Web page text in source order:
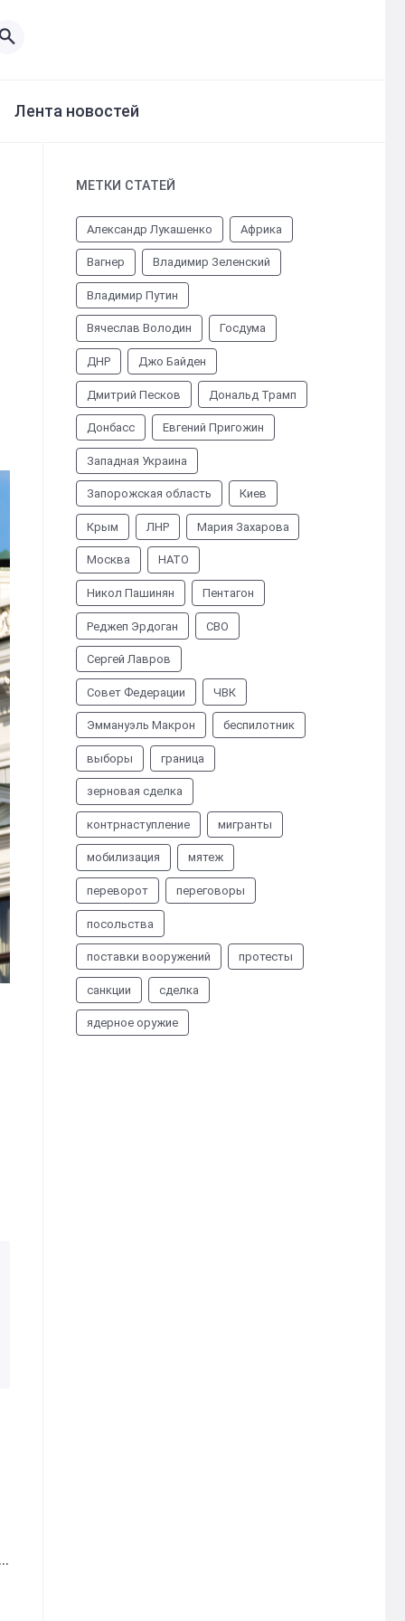
Лента новостей
МЕТКИ СТАТЕЙ
Александр Лукашенко Африка
Вагнер Владимир Зеленский
Владимир Путин
Вячеслав Володин Госдума
ДНР Джо Байден
Дмитрий Песков Дональд Трамп
Донбасс Евгений Пригожин
Западная Украина
Запорожская область Киев
Крым ЛНР Мария Захарова
Москва НАТО
Никол Пашинян Пентагон
Реджеп Эрдоган СВО
Сергей Лавров
Совет Федерации ЧВК
Эммануэль Макрон беспилотник
выборы граница
зерновая сделка
контрнаступление мигранты
мобилизация мятеж
переворот переговоры
посольства
поставки вооружений протесты
санкции сделка
ядерное оружие